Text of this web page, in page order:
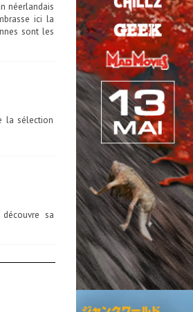
néerlandais
ici la
sont les
la sélection
sa